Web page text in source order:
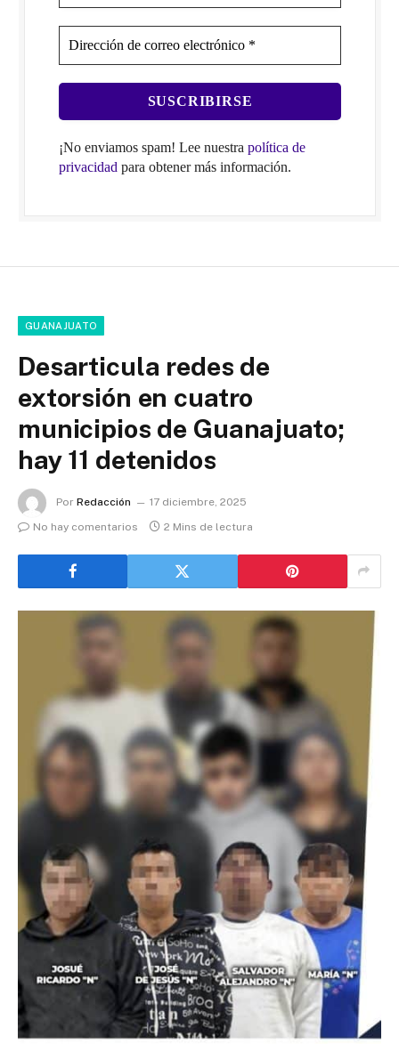
¡No enviamos spam! Lee nuestra política de
privacidad para obtener más información.
GUANAJUATO
Desarticula redes de
extorsión en cuatro
municipios de Guanajuato;
hay 11 detenidos
Por Redacción
17 diciembre, 2025
No hay comentarios
2 Mins de lectura